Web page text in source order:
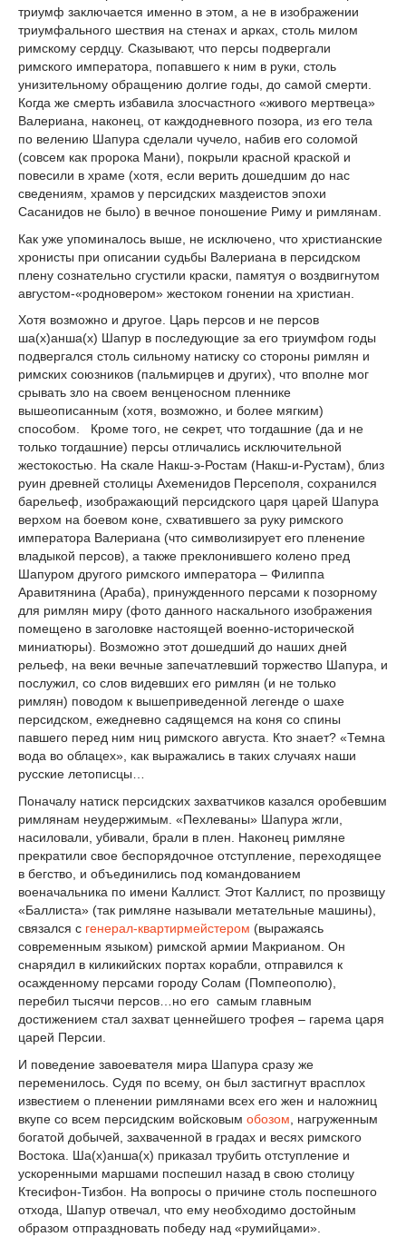
триумф заключается именно в этом, а не в изображении
триумфального шествия на стенах и арках, столь милом
римскому сердцу. Сказывают, что персы подвергали
римского императора, попавшего к ним в руки, столь
унизительному обращению долгие годы, до самой смерти.
Когда же смерть избавила злосчастного «живого мертвеца»
Валериана, наконец, от каждодневного позора, из его тела
по велению Шапура сделали чучело, набив его соломой
(совсем как пророка Мани), покрыли красной краской и
повесили в храме (хотя, если верить дошедшим до нас
сведениям, храмов у персидских маздеистов эпохи
Сасанидов не было) в вечное поношение Риму и римлянам.
Как уже упоминалось выше, не исключено, что христианские
хронисты при описании судьбы Валериана в персидском
плену сознательно сгустили краски, памятуя о воздвигнутом
августом-«родновером» жестоком гонении на христиан.
Хотя возможно и другое. Царь персов и не персов
ша(х)анша(х) Шапур в последующие за его триумфом годы
подвергался столь сильному натиску со стороны римлян и
римских союзников (пальмирцев и других), что вполне мог
срывать зло на своем венценосном пленнике
вышеописанным (хотя, возможно, и более мягким)
способом. Кроме того, не секрет, что тогдашние (да и не
только тогдашние) персы отличались исключительной
жестокостью. На скале Накш-э-Ростам (Накш-и-Рустам), близ
руин древней столицы Ахеменидов Персеполя, сохранился
барельеф, изображающий персидского царя царей Шапура
верхом на боевом коне, схватившего за руку римского
императора Валериана (что символизирует его пленение
владыкой персов), а также преклонившего колено пред
Шапуром другого римского императора – Филиппа
Аравитянина (Араба), принужденного персами к позорному
для римлян миру (фото данного наскального изображения
помещено в заголовке настоящей военно-исторической
миниатюры). Возможно этот дошедший до наших дней
рельеф, на веки вечные запечатлевший торжество Шапура, и
послужил, со слов видевших его римлян (и не только
римлян) поводом к вышеприведенной легенде о шахе
персидском, ежедневно садящемся на коня со спины
павшего перед ним ниц римского августа. Кто знает? «Темна
вода во облацех», как выражались в таких случаях наши
русские летописцы…
Поначалу натиск персидских захватчиков казался оробевшим
римлянам неудержимым. «Пехлеваны» Шапура жгли,
насиловали, убивали, брали в плен. Наконец римляне
прекратили свое беспорядочное отступление, переходящее
в бегство, и объединились под командованием
военачальника по имени Каллист. Этот Каллист, по прозвищу
«Баллиста» (так римляне называли метательные машины),
связался с генерал-квартирмейстером (выражаясь
современным языком) римской армии Макрианом. Он
снарядил в киликийских портах корабли, отправился к
осажденному персами городу Солам (Помпеополю),
перебил тысячи персов…но его самым главным
достижением стал захват ценнейшего трофея – гарема царя
царей Персии.
И поведение завоевателя мира Шапура сразу же
переменилось. Судя по всему, он был застигнут врасплох
известием о пленении римлянами всех его жен и наложниц
вкупе со всем персидским войсковым обозом , нагруженным
богатой добычей, захваченной в градах и весях римского
Востока. Ша(х)анша(х) приказал трубить отступление и
ускоренными маршами поспешил назад в свою столицу
Ктесифон-Тизбон. На вопросы о причине столь поспешного
отхода, Шапур отвечал, что ему необходимо достойным
образом отпраздновать победу над «румийцами».